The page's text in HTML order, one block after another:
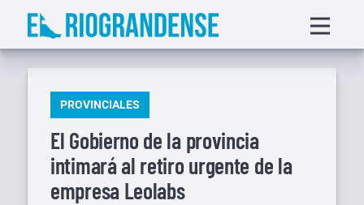
Saltar
menu
PUBLICADO
PROVINCIALES
El Gobierno de la provincia
intimará al retiro urgente de la
empresa Leolabs